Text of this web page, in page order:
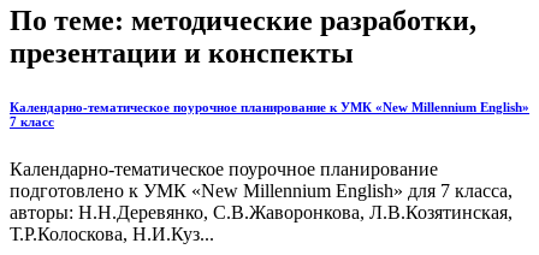
По теме: методические разработки,
презентации и конспекты
Календарно-тематическое поурочное планирование к УМК «New Millennium English»
7 класс
Календарно-тематическое поурочное планирование
подготовлено к УМК «New Millennium English» для 7 класса,
авторы: Н.Н.Деревянко, С.В.Жаворонкова, Л.В.Козятинская,
Т.Р.Колоскова, Н.И.Куз...